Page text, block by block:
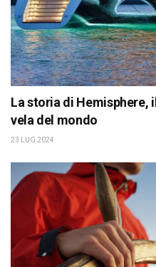
La storia di Hemisphere,
vela del mondo
23 LUG 2024